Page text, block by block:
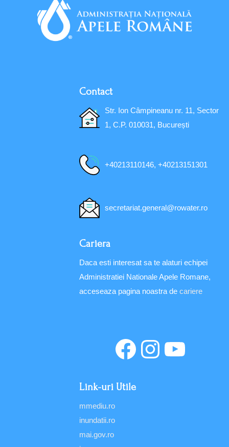
Contact
Str. Ion Câmpineanu nr. 11, Sector
1, C.P. 010031, București
+40213110146, +40213151301
secretariat.general@rowater.ro
Cariera
Daca esti interesat sa te alaturi echipei
Administratiei Nationale Apele Romane,
acceseaza pagina noastra de cariere
Link-uri Utile
mmediu.ro
inundatii.ro
mai.gov.ro